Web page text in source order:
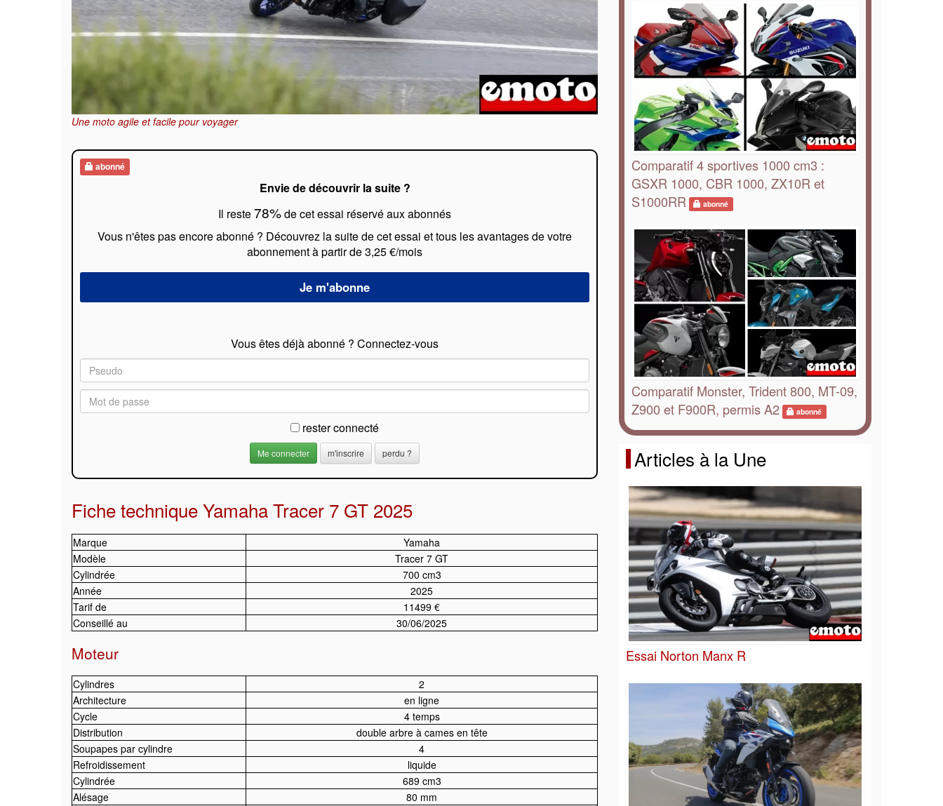
Une moto agile et facile pour voyager
abonné
Envie de découvrir la suite ?
Il reste78%de cet essai réservé aux abonnés
Vous n'êtes pas encore abonné ? Découvrez la suite de cet essai et tous les avantages de votre
abonnement à partir de 3,25 €/mois
Vous êtes déjà abonné ? Connectez-vous
rester connecté
m'inscrire perdu ?
Fiche technique Yamaha Tracer 7 GT 2025
Marque
Yamaha
Modèle
Tracer 7 GT
Cylindrée
700 cm3
Année
2025
Tarif de
11499 €
Conseillé au
30/06/2025
Moteur
Cylindres
2
Architecture
en ligne
Cycle
4 temps
Distribution
double arbre à cames en tête
Soupapes par cylindre
4
Refroidissement
liquide
Cylindrée
689 cm3
Alésage
80 mm
Comparatif 4 sportives 1000 cm3 :
GSXR 1000, CBR 1000, ZX10R et
S1000RR
abonné
Comparatif Monster, Trident 800, MT-09,
Z900 et F900R, permis A2
abonné
Articles à la Une
Essai Norton Manx R